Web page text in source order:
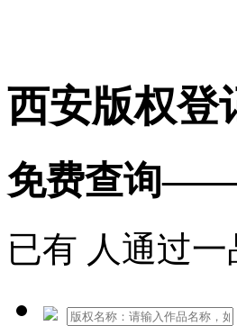
西安版权登
免费查询——
已有 人通过